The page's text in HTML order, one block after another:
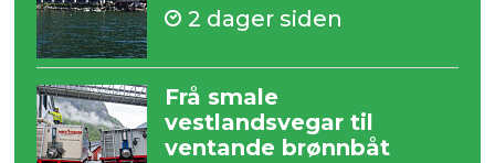
2 dager siden
Frå smale
vestlandsvegar til
ventande brønnbåt